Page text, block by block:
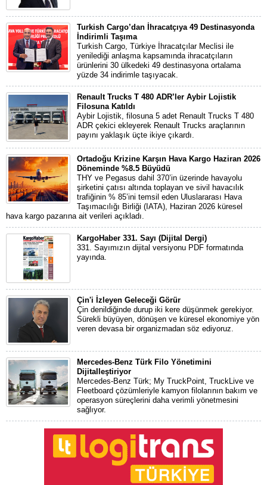
Turkish Cargo’dan İhracatçıya 49 Destinasyonda
İndirimli Taşıma
Turkish Cargo, Türkiye İhracatçılar Meclisi ile
yenilediği anlaşma kapsamında ihracatçıların
ürünlerini 30 ülkedeki 49 destinasyona ortalama
yüzde 34 indirimle taşıyacak.
Renault Trucks T 480 ADR’ler Aybir Lojistik
Filosuna Katıldı
Aybir Lojistik, filosuna 5 adet Renault Trucks T 480
ADR çekici ekleyerek Renault Trucks araçlarının
payını yaklaşık üçte ikiye çıkardı.
Ortadoğu Krizine Karşın Hava Kargo Haziran 2026
Döneminde %8.5 Büyüdü
THY ve Pegasus dahil 370’in üzerinde havayolu
şirketini çatısı altında toplayan ve sivil havacılık
trafiğinin % 85’ini temsil eden Uluslararası Hava
Taşımacılığı Birliği (IATA), Haziran 2026 küresel
hava kargo pazarına ait verileri açıkladı.
KargoHaber 331. Sayı (Dijital Dergi)
331. Sayımızın dijital versiyonu PDF formatında
yayında.
Çin'i İzleyen Geleceği Görür
Çin denildiğinde durup iki kere düşünmek gerekiyor.
Sürekli büyüyen, dönüşen ve küresel ekonomiye yön
veren devasa bir organizmadan söz ediyoruz.
Mercedes-Benz Türk Filo Yönetimini
Dijitalleştiriyor
Mercedes-Benz Türk; My TruckPoint, TruckLive ve
Fleetboard çözümleriyle kamyon filolarının bakım ve
operasyon süreçlerini daha verimli yönetmesini
sağlıyor.